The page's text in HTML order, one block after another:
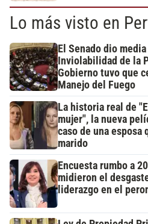
Lo más visto en
El Senado dio
Inviolabilidad de la
Gobierno tuvo que
Manejo del Fuego
La historia real de
mujer", la nueva
caso de una esposa
marido
Encuesta rumbo a
midieron el
liderazgo en el